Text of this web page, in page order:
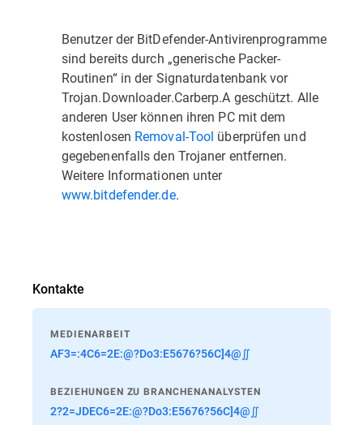
Benutzer der BitDefender-Antivirenprogramme
sind bereits durch „generische Packer-
Routinen“ in der Signaturdatenbank vor
Trojan.Downloader.Carberp.A geschützt. Alle
anderen User können ihren PC mit dem
kostenlosen Removal-Tool überprüfen und
gegebenenfalls den Trojaner entfernen.
Weitere Informa­tionen unter
www.bitdefender.de.
Kontakte
MEDIENARBEIT
AF3=:4C6=2E:@?Do3:E5676?56C]4@∬
BEZIEHUNGEN ZU BRANCHENANALYSTEN
2?2=JDEC6=2E:@?Do3:E5676?56C]4@∬